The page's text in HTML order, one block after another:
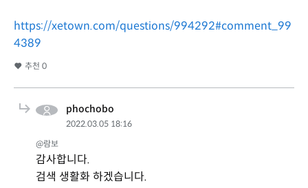
https://xetown.com/questions/994292#comment_99
4389
추천 0
phochobo
2022.03.05 18:16
@람보
감사합니다.
검색 생활화 하겠습니다.